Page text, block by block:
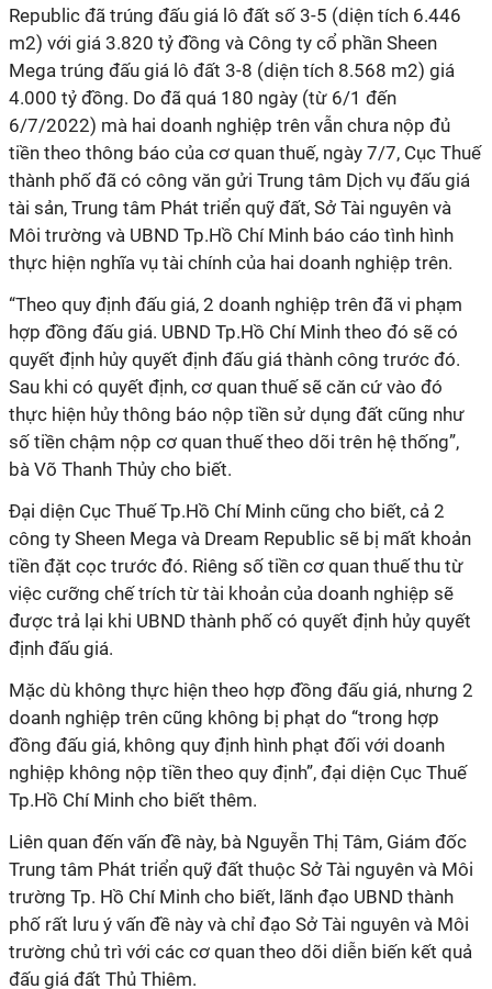
Republic đã trúng đấu giá lô đất số 3-5 (diện tích 6.446
m2) với giá 3.820 tỷ đồng và Công ty cổ phần Sheen
Mega trúng đấu giá lô đất 3-8 (diện tích 8.568 m2) giá
4.000 tỷ đồng. Do đã quá 180 ngày (từ 6/1 đến
6/7/2022) mà hai doanh nghiệp trên vẫn chưa nộp đủ
tiền theo thông báo của cơ quan thuế, ngày 7/7, Cục Thuế
thành phố đã có công văn gửi Trung tâm Dịch vụ đấu giá
tài sản, Trung tâm Phát triển quỹ đất, Sở Tài nguyên và
Môi trường và UBND Tp.Hồ Chí Minh báo cáo tình hình
thực hiện nghĩa vụ tài chính của hai doanh nghiệp trên.
“Theo quy định đấu giá, 2 doanh nghiệp trên đã vi phạm
hợp đồng đấu giá. UBND Tp.Hồ Chí Minh theo đó sẽ có
quyết định hủy quyết định đấu giá thành công trước đó.
Sau khi có quyết định, cơ quan thuế sẽ căn cứ vào đó
thực hiện hủy thông báo nộp tiền sử dụng đất cũng như
số tiền chậm nộp cơ quan thuế theo dõi trên hệ thống”,
bà Võ Thanh Thủy cho biết.
Đại diện Cục Thuế Tp.Hồ Chí Minh cũng cho biết, cả 2
công ty Sheen Mega và Dream Republic sẽ bị mất khoản
tiền đặt cọc trước đó. Riêng số tiền cơ quan thuế thu từ
việc cưỡng chế trích từ tài khoản của doanh nghiệp sẽ
được trả lại khi UBND thành phố có quyết định hủy quyết
định đấu giá.
Mặc dù không thực hiện theo hợp đồng đấu giá, nhưng 2
doanh nghiệp trên cũng không bị phạt do “trong hợp
đồng đấu giá, không quy định hình phạt đối với doanh
nghiệp không nộp tiền theo quy định”, đại diện Cục Thuế
Tp.Hồ Chí Minh cho biết thêm.
Liên quan đến vấn đề này, bà Nguyễn Thị Tâm, Giám đốc
Trung tâm Phát triển quỹ đất thuộc Sở Tài nguyên và Môi
trường Tp. Hồ Chí Minh cho biết, lãnh đạo UBND thành
phố rất lưu ý vấn đề này và chỉ đạo Sở Tài nguyên và Môi
trường chủ trì với các cơ quan theo dõi diễn biến kết quả
đấu giá đất Thủ Thiêm.